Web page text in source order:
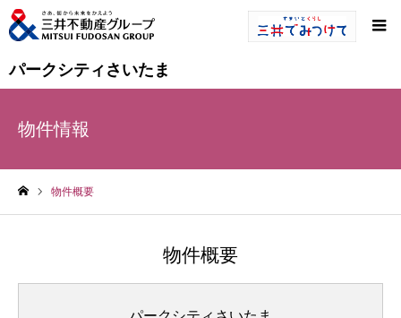
パークシティさいたま
物件情報
物件概要
物件概要